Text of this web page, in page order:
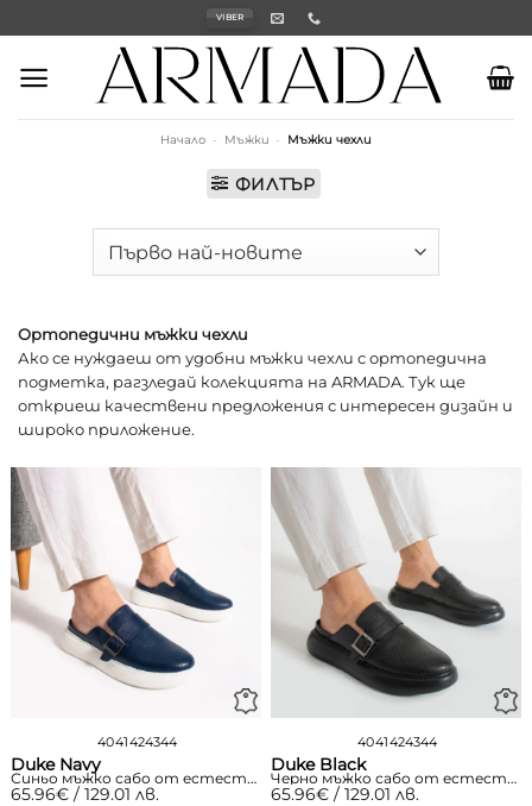
to
VIBER
Начало - Мъжки - Мъжки чехли
ФИЛТЪР
Ортопедични мъжки чехли
Ако се нуждаеш от удобни мъжки чехли с ортопедична
подметка, рагзледай колекцията на ARMADA. Тук ще
откриеш качествени предложения с интересен дизайн и
широко приложение.
4041424344
Duke Navy
Синьо мъжко сабо от естествена кожа с катарама
65.96€ / 129.01 лв.
4041424344
Duke Black
Черно мъжко сабо от естествена кожа с катарама
65.96€ / 129.01 лв.